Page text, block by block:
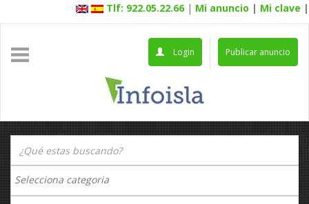
Tlf: 922.05.22.66 | Mi anuncio | Mi clave |
Publicar anuncio
Login